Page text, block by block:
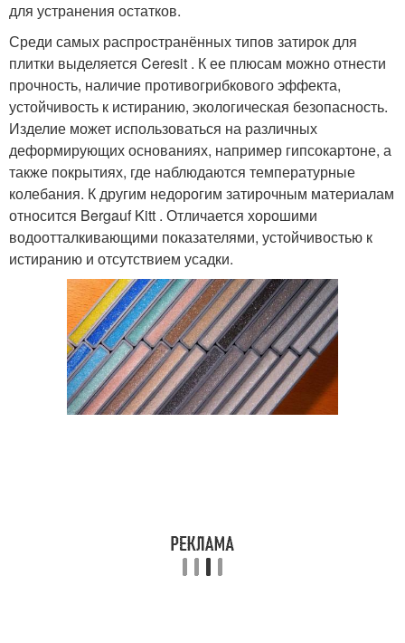
для устранения остатков.
Среди самых распространённых типов затирок для
плитки выделяется Ceresit . К ее плюсам можно отнести
прочность, наличие противогрибкового эффекта,
устойчивость к истиранию, экологическая безопасность.
Изделие может использоваться на различных
деформирующих основаниях, например гипсокартоне, а
также покрытиях, где наблюдаются температурные
колебания. К другим недорогим затирочным материалам
относится Bergauf Kitt . Отличается хорошими
водоотталкивающими показателями, устойчивостью к
истиранию и отсутствием усадки.